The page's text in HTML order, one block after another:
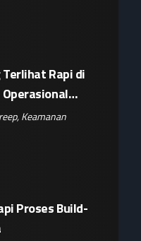
Terlihat Rapi di
,Keamanan
Proses Build-